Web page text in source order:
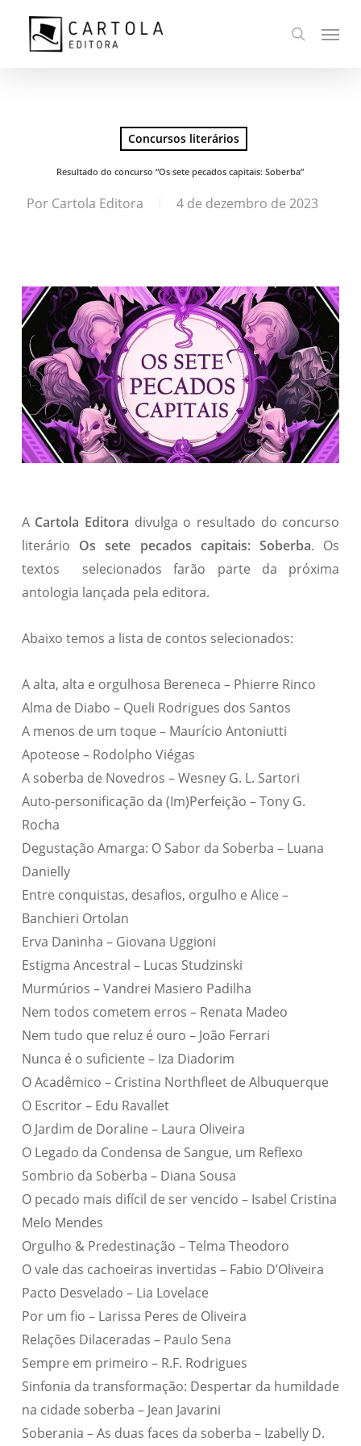
busca
Menu
Concursos literários
Resultado do concurso “Os sete pecados capitais: Soberba”
Por Cartola Editora 4 de dezembro de 2023
A Cartola Editora divulga o resultado do concurso
literário Os sete pecados capitais: Soberba. Os
textos selecionados farão parte da próxima
antologia lançada pela editora.
Abaixo temos a lista de contos selecionados:
A alta, alta e orgulhosa Bereneca – Phierre Rinco
Alma de Diabo – Queli Rodrigues dos Santos
A menos de um toque – Maurício Antoniutti
Apoteose – Rodolpho Viégas
A soberba de Novedros – Wesney G. L. Sartori
Auto-personificação da (Im)Perfeição – Tony G.
Rocha
Degustação Amarga: O Sabor da Soberba – Luana
Danielly
Entre conquistas, desafios, orgulho e Alice –
Banchieri Ortolan
Erva Daninha – Giovana Uggioni
Estigma Ancestral – Lucas Studzinski
Murmúrios – Vandrei Masiero Padilha
Nem todos cometem erros – Renata Madeo
Nem tudo que reluz é ouro – João Ferrari
Nunca é o suficiente – Iza Diadorim
O Acadêmico – Cristina Northfleet de Albuquerque
O Escritor – Edu Ravallet
O Jardim de Doraline – Laura Oliveira
O Legado da Condensa de Sangue, um Reflexo
Sombrio da Soberba – Diana Sousa
O pecado mais difícil de ser vencido – Isabel Cristina
Melo Mendes
Orgulho & Predestinação – Telma Theodoro
O vale das cachoeiras invertidas – Fabio D’Oliveira
Pacto Desvelado – Lia Lovelace
Por um fio – Larissa Peres de Oliveira
Relações Dilaceradas – Paulo Sena
Sempre em primeiro – R.F. Rodrigues
Sinfonia da transformação: Despertar da humildade
na cidade soberba – Jean Javarini
Soberania – As duas faces da soberba – Izabelly D.